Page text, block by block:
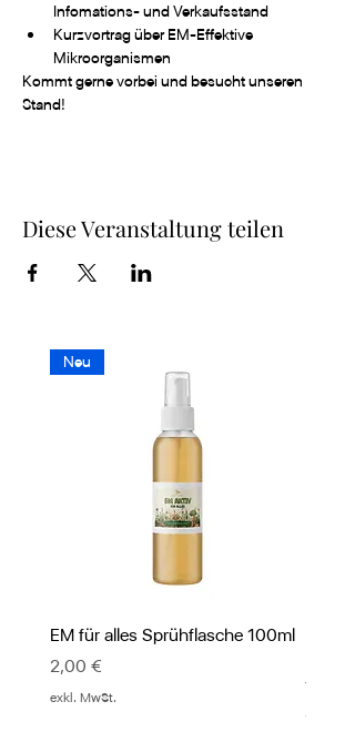
Infomations- und Verkaufsstand
Kurzvortrag über EM-Effektive
Mikroorganismen
Kommt gerne vorbei und besucht unseren
Stand!
Diese Veranstaltung teilen
Neu
EM für alles Sprühflasche 100ml
Preis
2,00 €
exkl. MwSt.
Ylang
Preis
12,00 €